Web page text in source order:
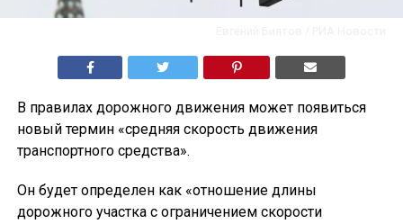
В правилах дорожного движения может появиться
новый термин «средняя скорость движения
транспортного средства».
Он будет определен как «отношение длины
дорожного участка с ограничением скорости